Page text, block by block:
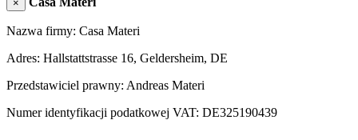
×
Nazwa firmy: Casa Materi
Adres: Hallstattstrasse 16, Geldersheim, DE
Przedstawiciel prawny: Andreas Materi
Numer identyfikacji podatkowej VAT: DE325190439